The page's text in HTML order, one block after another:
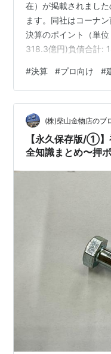
在）が掲載されまし
ます。同社はコーナ
決算のポイント（単
318.3億円)負債合計:
回の決算では、当期
億円）という非常に
計は約318.3億円、負
計は約131.3億円と、
#決算 #プロ向け #
(株)柴山金物店のブ
【永久保存版/①
全知識まとめ〜押